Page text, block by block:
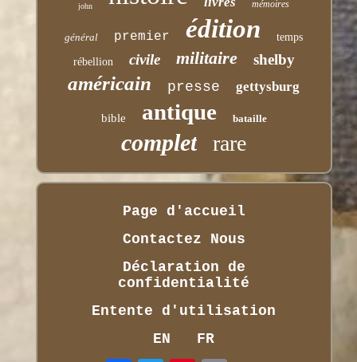
john mémoires
général premier édition temps
rébellion civile militaire shelby
américain presse gettysburg
bible antique bataille
complet rare
Page d'accueil
Contactez Nous
Déclaration de
confidentialité
Entente d'utilisation
EN
FR